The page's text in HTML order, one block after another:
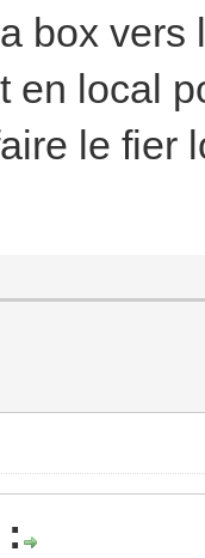
box
en local
le fier